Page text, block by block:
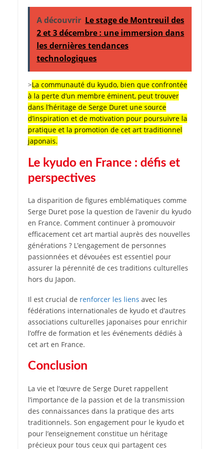
A découvrir Le stage de Montreuil des
2 et 3 décembre : une immersion dans
les dernières tendances
technologiques
>La communauté du kyudo, bien que confrontée
à la perte d’un membre éminent, peut trouver
dans l’héritage de Serge Duret une source
d’inspiration et de motivation pour poursuivre la
pratique et la promotion de cet art traditionnel
japonais.
Le kyudo en France : défis et
perspectives
La disparition de figures emblématiques comme
Serge Duret pose la question de l’avenir du kyudo
en France. Comment continuer à promouvoir
efficacement cet art martial auprès des nouvelles
générations ? L’engagement de personnes
passionnées et dévouées est essentiel pour
assurer la pérennité de ces traditions culturelles
hors du Japon.
Il est crucial de renforcer les liens avec les
fédérations internationales de kyudo et d’autres
associations culturelles japonaises pour enrichir
l’offre de formation et les événements dédiés à
cet art en France.
Conclusion
La vie et l’œuvre de Serge Duret rappellent
l’importance de la passion et de la transmission
des connaissances dans la pratique des arts
traditionnels. Son engagement pour le kyudo et
pour l’enseignement constitue un héritage
précieux pour tous ceux qui partagent ces